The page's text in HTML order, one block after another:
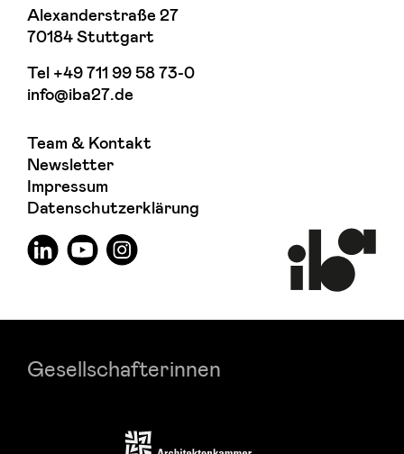
Alexanderstraße 27
70184 Stuttgart
Tel +49 711 99 58 73-0
info@iba27.de
Team & Kontakt
Newsletter
Impressum
Datenschutzerklärung
Gesellschafterinnen